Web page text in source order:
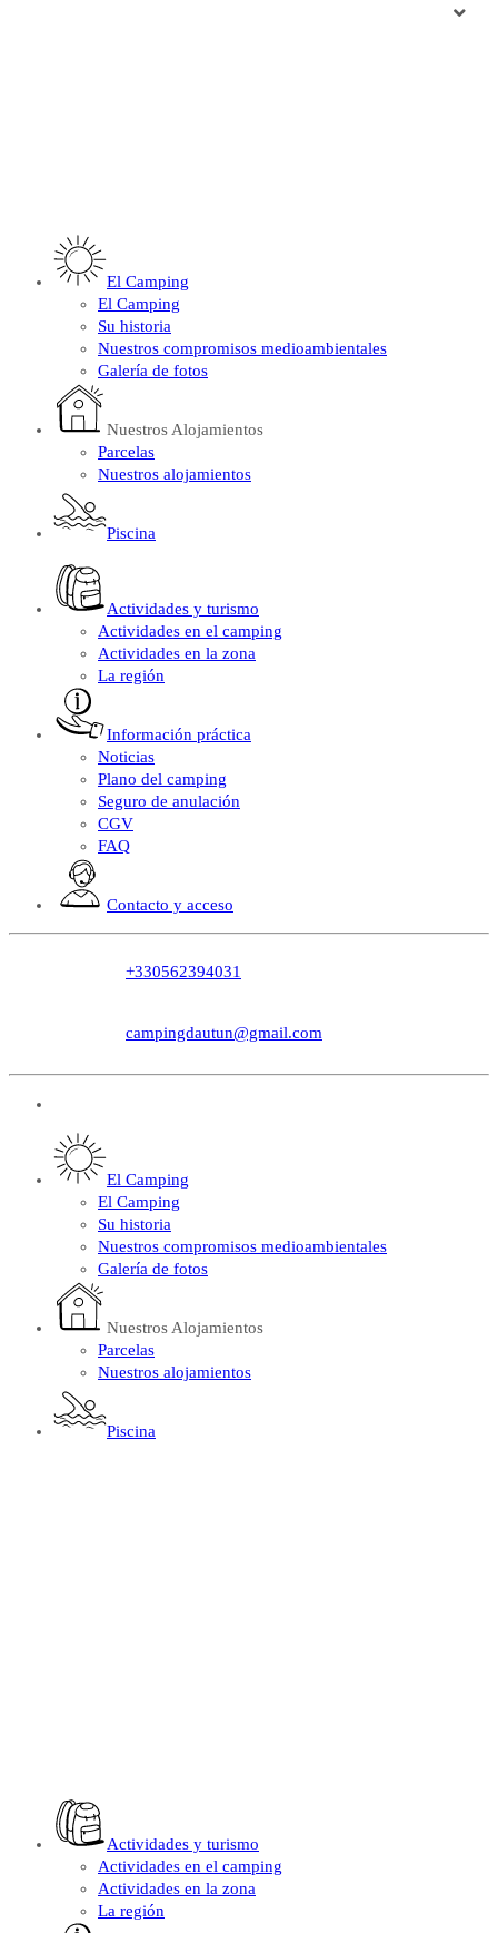
El Camping
El Camping
Su historia
Nuestros compromisos medioambientales
Galería de fotos
Nuestros Alojamientos
Parcelas
Nuestros alojamientos
Piscina
Actividades y turismo
Actividades en el camping
Actividades en la zona
La región
Información práctica
Noticias
Plano del camping
Seguro de anulación
CGV
FAQ
Contacto y acceso
+330562394031
campingdautun@gmail.com
El Camping
El Camping
Su historia
Nuestros compromisos medioambientales
Galería de fotos
Nuestros Alojamientos
Parcelas
Nuestros alojamientos
Piscina
Actividades y turismo
Actividades en el camping
Actividades en la zona
La región